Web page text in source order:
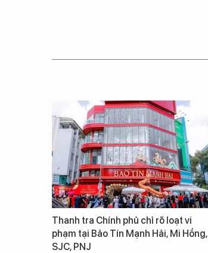
Thanh tra Chính phủ chỉ rõ loạt vi
phạm tại Bảo Tín Mạnh Hải, Mi Hồng,
SJC, PNJ